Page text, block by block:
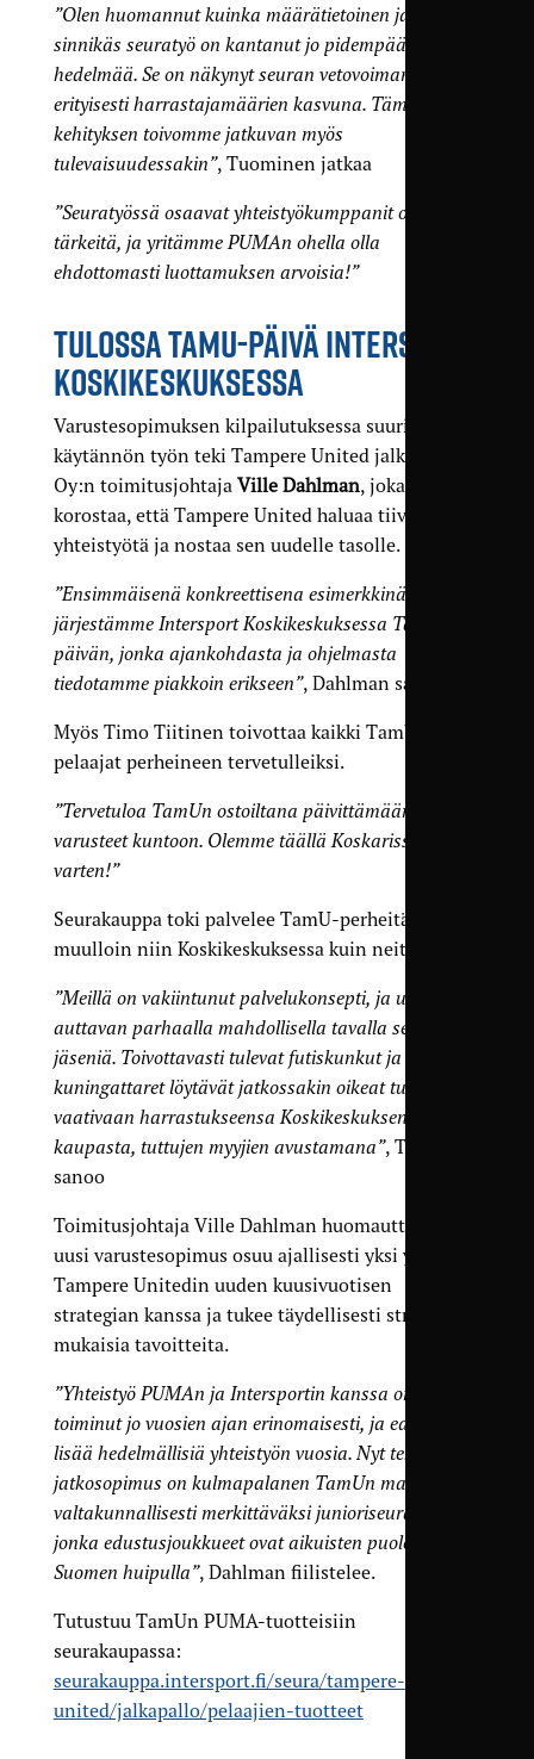
”Olen huomannut kuinka määrä­tietoinen ja
sinnikäs seuratyö on kantanut jo pidempään
hedelmää. Se on näkynyt seuran vetovoimana ja
erityisesti harrastaja­määrien kasvuna. Tämän
kehityksen toivomme jatkuvan myös
tulevaisuudessakin”, Tuominen jatkaa
”Seuratyössä osaavat yhteistyö­kumppanit ovat aina
tärkeitä, ja yritämme PUMAn ohella olla
ehdottomasti luottamuksen arvoisia!”
TULOSSA TAMU-PÄIVÄ INTERSPORT
KOSKIKESKUKSESSA
Varustesopimuksen kilpailutuksessa suurimman
käytännön työn teki Tampere United jalkapallo
Oy:n toimitus­johtaja Ville Dahlman, joka
korostaa, että Tampere United haluaa tiivistää
yhteistyötä ja nostaa sen uudelle tasolle.
”Ensimmäisenä konkreettisena esimerkkinä
järjestämme Intersport Koskikeskuksessa TamU-
päivän, jonka ajankohdasta ja ohjelmasta
tiedotamme piakkoin erikseen”, Dahlman sanoo.
Myös Timo Tiitinen toivottaa kaikki TamU-
pelaajat perheineen tervetulleiksi.
”Tervetuloa TamUn ostoiltana päivittämään
varusteet kuntoon. Olemme täällä Koskarissa Teitä
varten!”
Seurakauppa toki palvelee TamU-perheitä myös
muulloin niin Koskikeskuksessa kuin neitssäkin.
”Meillä on vakiintunut palvelukonsepti, ja uskon sen
auttavan parhaalla mahdollisella tavalla seuran
jäseniä. Toivottavasti tulevat futiskunkut ja -
kuningattaret löytävät jatkossakin oikeat tuotteet
vaativaan harrastukseensa Koskikeskuksen tutusta
kaupasta, tuttujen myyjien avustamana”, Tiitinen
sanoo
Toimitusjohtaja Ville Dahlman huomauttaa, että
uusi varuste­sopimus osuu ajallisesti yksi yhteen
Tampere Unitedin uuden kuusi­vuotisen
strategian kanssa ja tukee täydellisesti strategian
mukaisia tavoitteita.
”Yhteistyö PUMAn ja Intersportin kanssa on
toiminut jo vuosien ajan erinomaisesti, ja edessä on
lisää hedelmällisiä yhteistyön vuosia. Nyt tehty
jatkosopimus on kulma­palanen TamUn matkalla
valta­kunnallisesti merkittäväksi juniori­seuraksi,
jonka edustus­joukkueet ovat aikuisten puolella
Suomen huipulla”, Dahlman fiilistelee.
Tutustuu TamUn PUMA-tuotteisiin
seurakaupassa:
seurakauppa.intersport.fi/seura/tampere-
united/jalkapallo/pelaajien-tuotteet